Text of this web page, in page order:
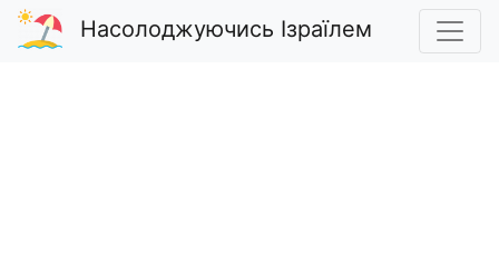
Насолоджуючись Ізраїлем